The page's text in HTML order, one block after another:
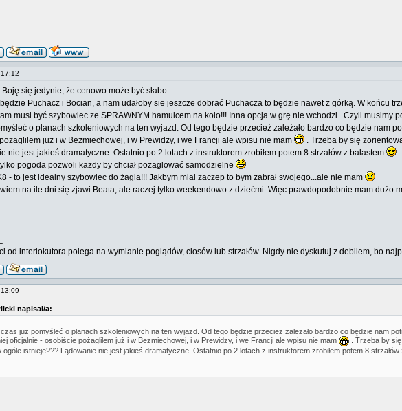
17:12
się jedynie, że cenowo może być słabo.
Puchacz i Bocian, a nam udałoby sie jeszcze dobrać Puchacza to będzie nawet z górką. W końcu
musi być szybowiec ze SPRAWNYM hamulcem na koło!!! Inna opcja w grę nie wchodzi...Czyli musimy
o planach szkoleniowych na ten wyjazd. Od tego będzie przecież zależało bardzo co będzie nam
już i w Bezmiechowej, i w Prewidzy, i we Francji ale wpisu nie mam
. Trzeba by się
nie jest jakieś dramatyczne. Ostatnio po 2 lotach z instruktorem zrobiłem potem 8 strzałów z balastem
pogoda pozwoli każdy by chciał pożaglować samodzielne
- to jest idealny szybowiec do żagla!!! Jakbym miał zaczep to bym zabrał swojego...ale nie mam
na ile dni się zjawi Beata, ale raczej tylko weekendowo z dziećmi. Więc prawdopodobnie mam dużo
od interlokutora polega na wymianie poglądów, ciosów lub strzałów. Nigdy nie dyskutuj z debilem, bo
13:09
napisał/a:
już pomyśleć o planach szkoleniowych na ten wyjazd. Od tego będzie przecież zależało bardzo co będzie nam
oficjalnie - osobiście pożagliłem już i w Bezmiechowej, i w Prewidzy, i we Francji ale wpisu nie mam
. Trzeba by się
ogóle istnieje??? Lądowanie nie jest jakieś dramatyczne. Ostatnio po 2 lotach z instruktorem zrobiłem potem 8 strzałów